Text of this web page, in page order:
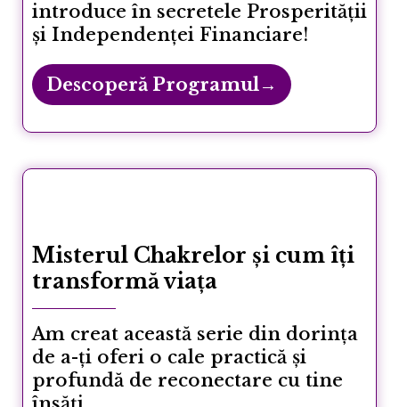
introduce în secretele Prosperității
și Independenței Financiare!
Descoperă Programul→
Misterul Chakrelor și cum îți
transformă viața
Am creat această serie din dorința
de a-ți oferi o cale practică și
profundă de reconectare cu tine